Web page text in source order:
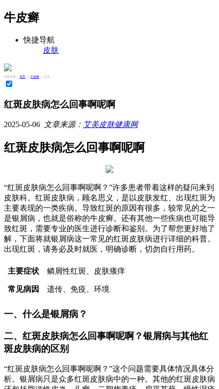
牛皮癣
快捷导航
皮肤
当前位置： 首页 >> 牛皮癣 >> 正文
红斑皮肤病怎么回事啊呢啊
2025-05-06 文章来源： 艾美皮肤健康网
红斑皮肤病怎么回事啊呢啊
“红斑皮肤病怎么回事啊呢啊？”许多患者带着这样的疑问来到
皮肤科。红斑皮肤病，顾名思义，是以皮肤发红、出现红斑为
主要表现的一类疾病。导致红斑的原因有很多，较常见的之一
是银屑病，也就是俗称的牛皮癣。还有其他一些疾病也可能导
致红斑，需要专业的医生进行诊断和鉴别。为了帮您更好地了
解，下面将就银屑病这一常见的红斑皮肤病进行详细的科普。
出现红斑，请务必及时就医，明确诊断，切勿自行用药。
主要症状 鳞屑性红斑、皮肤瘙痒
常见病因 遗传、免疫、环境
一、什么是银屑病？
二、红斑皮肤病怎么回事啊呢啊？银屑病与其他红
斑皮肤病的区别
“红斑皮肤病怎么回事啊呢啊？”这个问题需要具体情况具体分
析。银屑病只是众多红斑皮肤病中的一种。其他的红斑皮肤病